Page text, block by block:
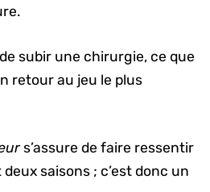
subir une chirurgie, ce que
retour au jeu le plus
s’assure de faire ressentir
saisons ; c’est donc un